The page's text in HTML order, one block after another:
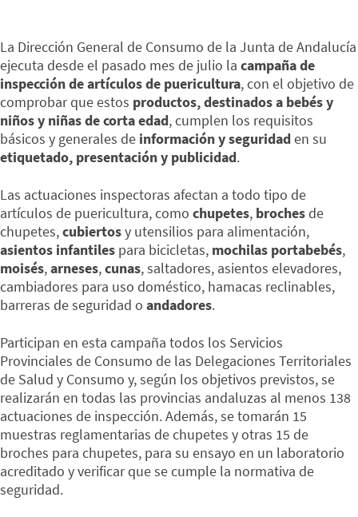
La Dirección General de Consumo de la Junta de Andalucía
ejecuta desde el pasado mes de julio la campaña de
inspección de artículos de puericultura, con el objetivo de
comprobar que estos productos, destinados a bebés y
niños y niñas de corta edad, cumplen los requisitos
básicos y generales de información y seguridaden su
etiquetado, presentación y publicidad.
Las actuaciones inspectoras afectan a todo tipo de
artículos de puericultura, como chupetes, brochesde
chupetes,cubiertosy utensilios para alimentación,
asientos infantiles para bicicletas, mochilas portabebés,
moisés,arneses,cunas, saltadores, asientos elevadores,
cambiadores para uso doméstico, hamacas reclinables,
barreras de seguridad o andadores.
Participan en esta campaña todos los Servicios
Provinciales de Consumo de las Delegaciones Territoriales
de Salud y Consumo y, según los objetivos previstos, se
realizarán en todas las provincias andaluzas al menos 138
actuaciones de inspección. Además, se tomarán 15
muestras reglamentarias de chupetes y otras 15 de
broches para chupetes, para su ensayo en un laboratorio
acreditado y verificar que se cumple la normativa de
seguridad.